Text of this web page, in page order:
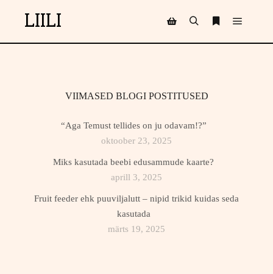
LIILI
VIIMASED BLOGI POSTITUSED
“Aga Temust tellides on ju odavam!?”
oktoober 23, 2025
Miks kasutada beebi edusammude kaarte?
aprill 3, 2025
Fruit feeder ehk puuviljalutt – nipid trikid kuidas seda
kasutada
märts 19, 2025